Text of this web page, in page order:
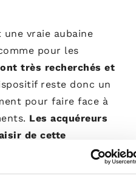
une vraie aubaine
pour les
très recherchés et
reste donc un
pour faire face à
Les acquéreurs
de cette
ci ne prenne